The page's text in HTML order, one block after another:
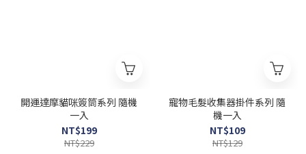
開運達摩貓咪簽筒系列 隨機
一入
NT$199
NT$229
寵物毛髮收集器掛件系列 隨
機一入
NT$109
NT$129